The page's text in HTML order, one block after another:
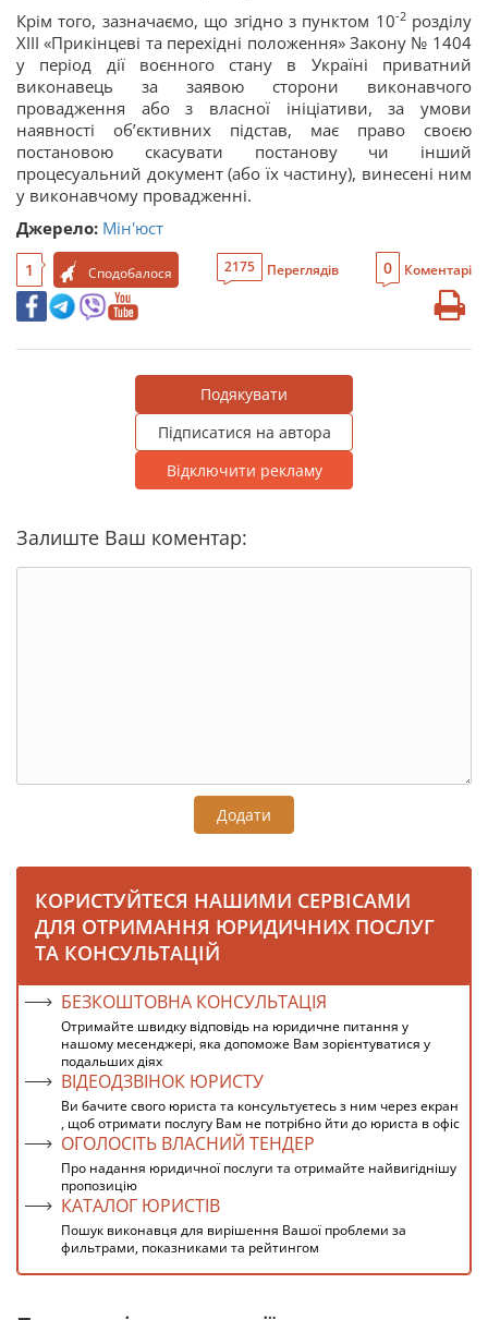
Крім того, зазначаємо, що згідно з пунктом 10-2розділу
XIII «Прикінцеві та перехідні положення» Закону № 1404
у період дії воєнного стану в Україні приватний
виконавець за заявою сторони виконавчого
провадження або з власної ініціативи, за умови
наявності об’єктивних підстав, має право своєю
постановою скасувати постанову чи інший
процесуальний документ (або їх частину), винесені ним
у виконавчому провадженні.
Джерело: Мін'юст
1 Сподобалося 2175 Переглядів 0 Коментарі
Подякувати
Підписатися на автора
Відключити рекламу
Залиште Ваш коментар:
Додати
КОРИСТУЙТЕСЯ НАШИМИ СЕРВІСАМИ
ДЛЯ ОТРИМАННЯ ЮРИДИЧНИХ ПОСЛУГ
ТА КОНСУЛЬТАЦІЙ
БЕЗКОШТОВНА КОНСУЛЬТАЦІЯ
Отримайте швидку відповідь на юридичне питання у
нашому месенджері, яка допоможе Вам зорієнтуватися у
подальших діях
ВІДЕОДЗВІНОК ЮРИСТУ
Ви бачите свого юриста та консультуєтесь з ним через екран
, щоб отримати послугу Вам не потрібно йти до юриста в офіс
ОГОЛОСІТЬ ВЛАСНИЙ ТЕНДЕР
Про надання юридичної послуги та отримайте найвигіднішу
пропозицію
КАТАЛОГ ЮРИСТІВ
Пошук виконавця для вирішення Вашої проблеми за
фильтрами, показниками та рейтингом